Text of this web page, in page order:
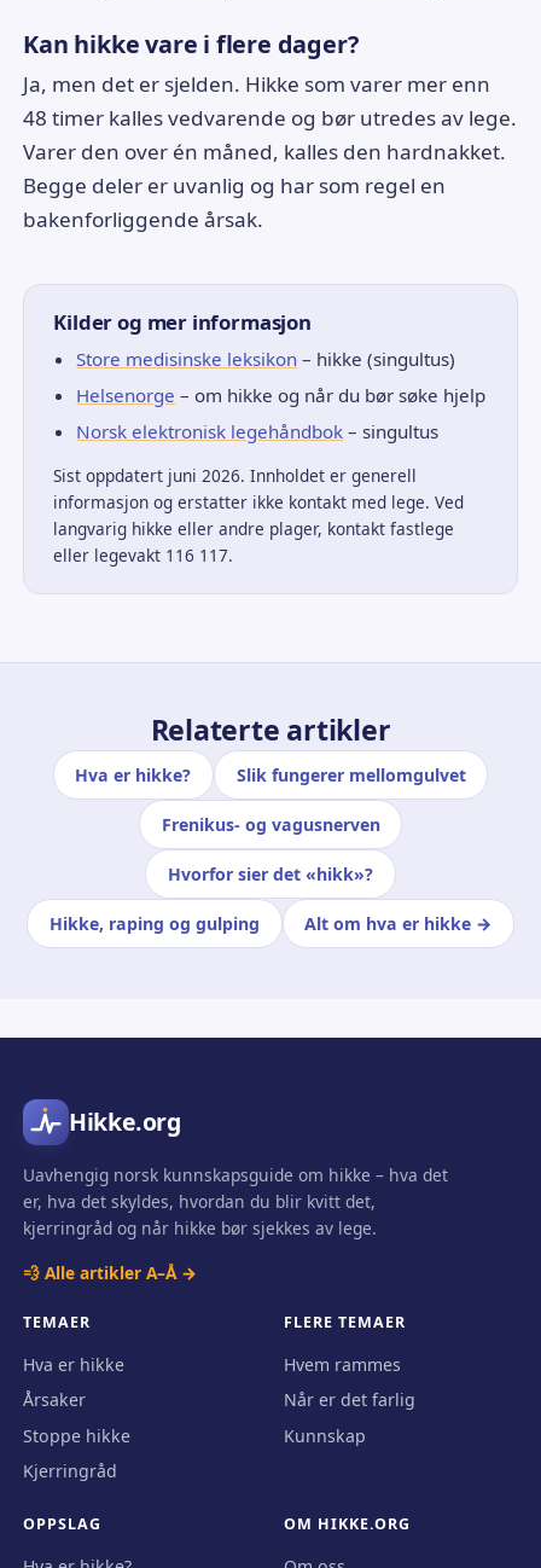
Kan hikke vare i flere dager?
Ja, men det er sjelden. Hikke som varer mer enn
48 timer kalles vedvarende og bør utredes av lege.
Varer den over én måned, kalles den hardnakket.
Begge deler er uvanlig og har som regel en
bakenforliggende årsak.
Kilder og mer informasjon
Store medisinske leksikon – hikke (singultus)
Helsenorge – om hikke og når du bør søke hjelp
Norsk elektronisk legehåndbok – singultus
Sist oppdatert juni 2026. Innholdet er generell
informasjon og erstatter ikke kontakt med lege. Ved
langvarig hikke eller andre plager, kontakt fastlege
eller legevakt 116 117.
Relaterte artikler
Hva er hikke? Slik fungerer mellomgulvet
Frenikus- og vagusnerven
Hvorfor sier det «hikk»?
Hikke, raping og gulping Alt om hva er hikke →
Hikke.org
Uavhengig norsk kunnskapsguide om hikke – hva det
er, hva det skyldes, hvordan du blir kvitt det,
kjerringråd og når hikke bør sjekkes av lege.
💨 Alle artikler A–Å →
TEMAER
Hva er hikke
Årsaker
Stoppe hikke
Kjerringråd
FLERE TEMAER
Hvem rammes
Når er det farlig
Kunnskap
OPPSLAG OM HIKKE.ORG